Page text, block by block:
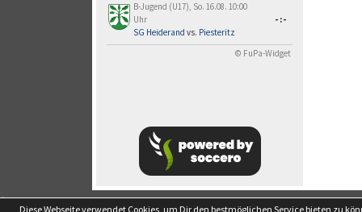
B-Jugend (U17), So. 16.08. 10:00
Uhr
SG Heiderand vs. Piesteritz
-:-
© FuPa-Widget
soccero.de
Diese Webseite verwendet Cookies, um Dir den bestmöglichen Service bieten zu